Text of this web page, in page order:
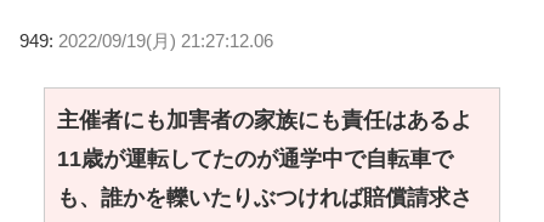
949: 2022/09/19(月) 21:27:12.06
主催者にも加害者の家族にも責任はあるよ
11歳が運転してたのが通学中で自転車で
も、誰かを轢いたりぶつければ賠償請求さ